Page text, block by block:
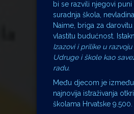
bi se razvili njegovi
suradnja škola,
Naime, briga za
vlastitu budućnost.
Izazovi i prilike u
Udruge i škole kao
radu.
Među djecom je
najnovija istraživanja
školama Hrvatske 9.500.